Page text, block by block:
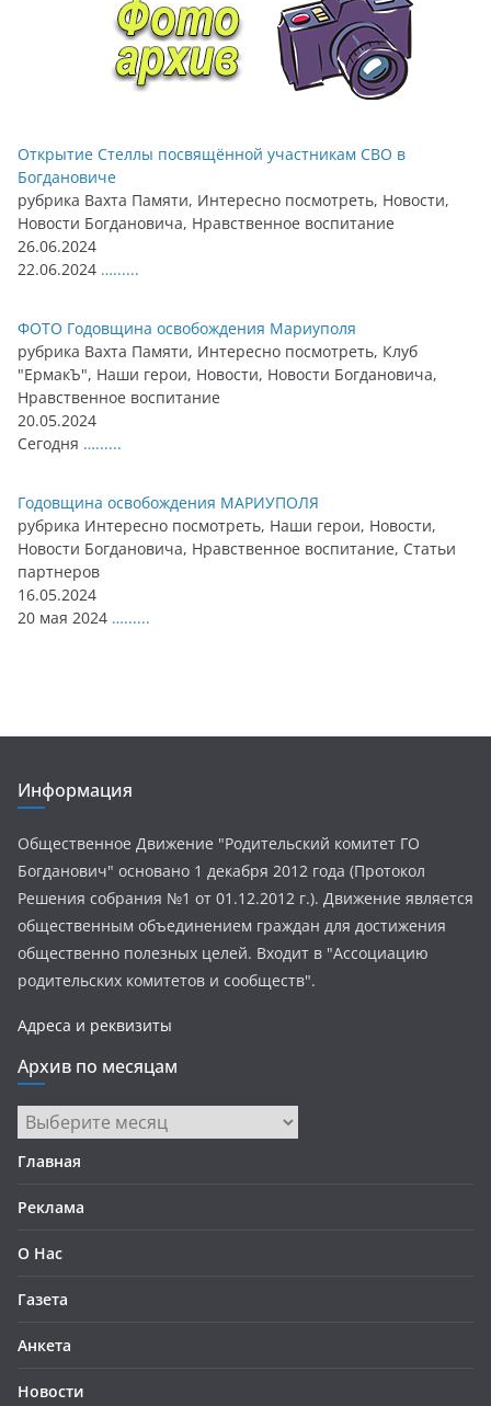
Открытие Стеллы посвящённой участникам СВО в
Богдановиче
рубрика Вахта Памяти, Интересно посмотреть, Новости,
Новости Богдановича, Нравственное воспитание
26.06.2024
22.06.2024 …......
ФОТО Годовщина освобождения Мариуполя
рубрика Вахта Памяти, Интересно посмотреть, Клуб
"ЕрмакЪ", Наши герои, Новости, Новости Богдановича,
Нравственное воспитание
20.05.2024
Сегодня …......
Годовщина освобождения МАРИУПОЛЯ
рубрика Интересно посмотреть, Наши герои, Новости,
Новости Богдановича, Нравственное воспитание, Статьи
партнеров
16.05.2024
20 мая 2024 …......
Информация
Общественное Движение "Родительский комитет ГО
Богданович" основано 1 декабря 2012 года (Протокол
Решения собрания №1 от 01.12.2012 г.). Движение является
общественным объединением граждан для достижения
общественно полезных целей. Входит в "Ассоциацию
родительских комитетов и сообществ".
Адреса и реквизиты
Архив по месяцам
Архив
месяцам
Главная
Реклама
О Нас
Газета
Анкета
Новости